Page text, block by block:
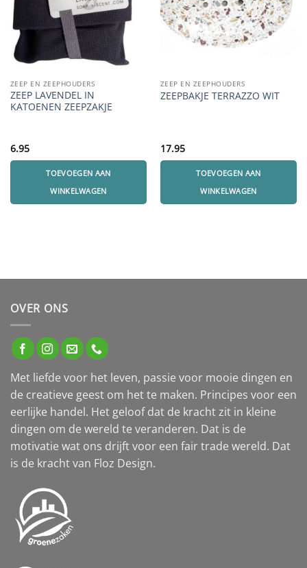
ZEEP EN ZEEPHOUDERS
ZEEP LAVENDEL IN
KATOENEN ZEEPZAKJE
6.95
TOEVOEGEN AAN
WINKELWAGEN
ZEEP EN ZEEPHOUDERS
ZEEPBAKJE TERRAZZO WIT
17.95
TOEVOEGEN AAN
WINKELWAGEN
OVER ONS
Met liefde voor het leven, passie voor mooie dingen en
de creatieve geest om het te maken. Principes voor een
eerlijke handel. Het geloof dat de kracht zit in kleine
dingen om de wereld te veranderen. Dat is de
motivatie wat ons drijft voor een fair trade wereld. Dat
is de kracht van Floz Design.